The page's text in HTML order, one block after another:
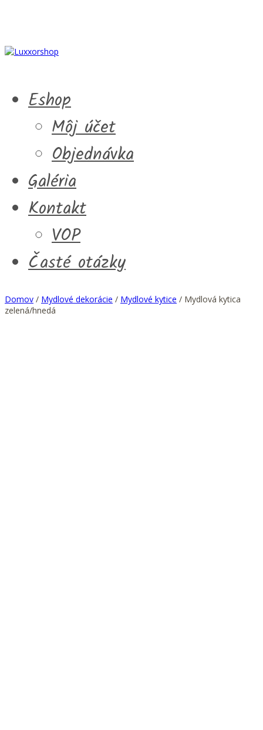
Eshop
Môj účet
Objednávka
Galéria
Kontakt
VOP
Časté otázky
Domov / Mydlové dekorácie / Mydlové kytice / Mydlová kytica
zelená/hnedá